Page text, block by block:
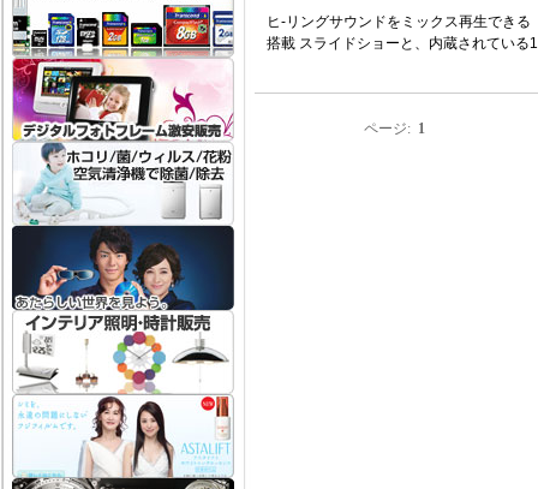
ヒ-リングサウンドをミックス再生できる
搭載 スライドショーと、内蔵されている
ページ: 1